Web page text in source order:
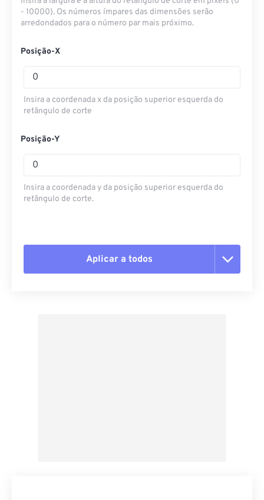
- 10000). Os números ímpares das dimensões serão
arredondados para o número par mais próximo.
Posição-X
Insira a coordenada x da posição superior esquerda do
retângulo de corte
Posição-Y
Insira a coordenada y da posição superior esquerda do
retângulo de corte.
Aplicar a todos